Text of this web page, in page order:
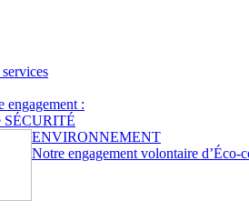
engagement :
SÉCURITÉ
ENVIRONNEMENT
Notre engagement volontaire d’Éco-